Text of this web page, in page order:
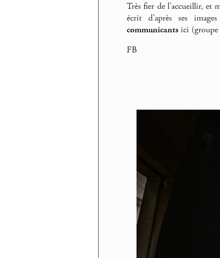
Très fier de l’accueillir,
écrit d’après ses
communicants ici
FB